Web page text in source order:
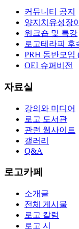
커뮤니티 공지
양지치유성장
워크숍 및 특강
로고테라피 후
PRH 동반모임
OEI 슈퍼비전
자료실
강의와 미디어
로고 도서관
관련 웹사이트
갤러리
Q&A
로고카페
소개글
전체 게시물
로고 칼럼
로고 시